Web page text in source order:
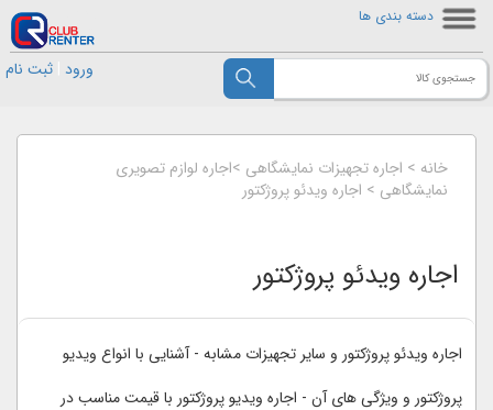
دسته بندی ها
ورود ثبت نام
خانه > اجاره تجهیزات نمایشگاهی >اجاره لوازم تصویری
نمایشگاهی > اجاره ویدئو پروژکتور
اجاره ویدئو پروژکتور
اجاره ویدئو پروژکتور و سایر تجهیزات مشابه - آشنایی با انواع ویدیو
پروژکتور و ویژگی های آن - اجاره ویدیو پروژکتور با قیمت مناسب در